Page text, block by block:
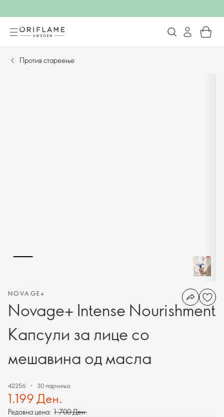
Против стареење
NOVAGE+
Novage+ Intense Nourishment
Капсули за лице со
мешавина од масла
42256 30 парчиња
1.199 Ден.
Редовна цена: 1.700 Ден.